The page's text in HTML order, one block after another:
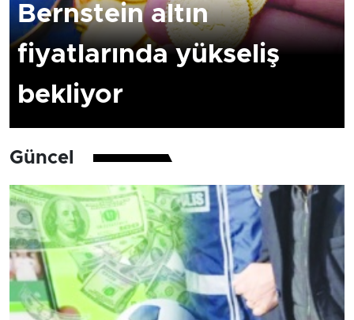
Bernstein altın
fiyatlarında yükseliş
bekliyor
Güncel